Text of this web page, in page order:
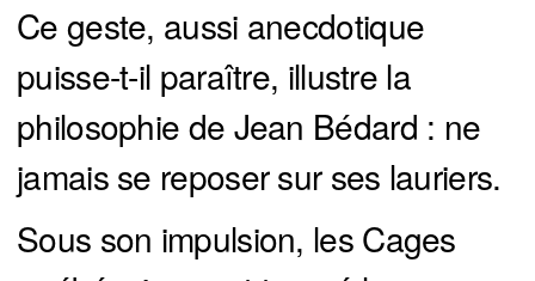
Ce geste, aussi anecdotique
puisse-t-il paraître, illustre la
philosophie de Jean Bédard : ne
jamais se reposer sur ses lauriers.
Sous son impulsion, les Cages